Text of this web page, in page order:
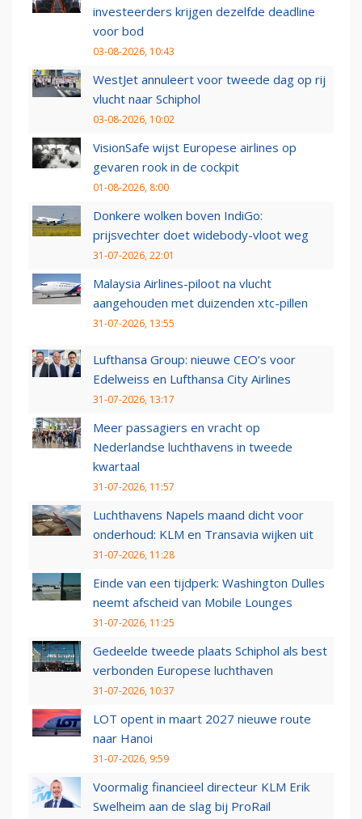
investeerders krijgen dezelfde deadline
voor bod
03-08-2026, 10:43
WestJet annuleert voor tweede dag op rij
vlucht naar Schiphol
03-08-2026, 10:02
VisionSafe wijst Europese airlines op
gevaren rook in de cockpit
01-08-2026, 8:00
Donkere wolken boven IndiGo:
prijsvechter doet widebody-vloot weg
31-07-2026, 22:01
Malaysia Airlines-piloot na vlucht
aangehouden met duizenden xtc-pillen
31-07-2026, 13:55
Lufthansa Group: nieuwe CEO’s voor
Edelweiss en Lufthansa City Airlines
31-07-2026, 13:17
Meer passagiers en vracht op
Nederlandse luchthavens in tweede
kwartaal
31-07-2026, 11:57
Luchthavens Napels maand dicht voor
onderhoud: KLM en Transavia wijken uit
31-07-2026, 11:28
Einde van een tijdperk: Washington Dulles
neemt afscheid van Mobile Lounges
31-07-2026, 11:25
Gedeelde tweede plaats Schiphol als best
verbonden Europese luchthaven
31-07-2026, 10:37
LOT opent in maart 2027 nieuwe route
naar Hanoi
31-07-2026, 9:59
Voormalig financieel directeur KLM Erik
Swelheim aan de slag bij ProRail